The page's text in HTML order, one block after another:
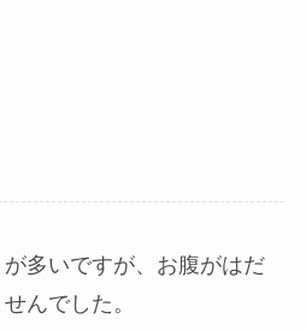
多いですが、お腹がはだ
んでした。